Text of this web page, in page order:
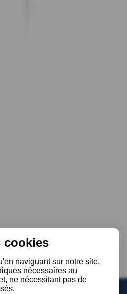
cookies
naviguant sur notre site,
nécessaires au
ne nécessitant pas de